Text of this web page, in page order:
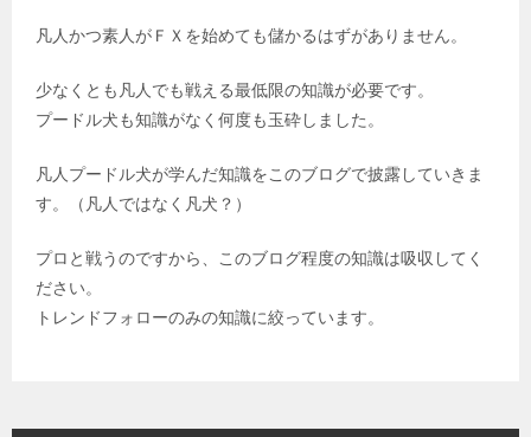
凡人かつ素人がＦＸを始めても儲かるはずがありません。
少なくとも凡人でも戦える最低限の知識が必要です。
プードル犬も知識がなく何度も玉砕しました。
凡人プードル犬が学んだ知識をこのブログで披露していきま
す。（凡人ではなく凡犬？）
プロと戦うのですから、このブログ程度の知識は吸収してく
ださい。
トレンドフォローのみの知識に絞っています。